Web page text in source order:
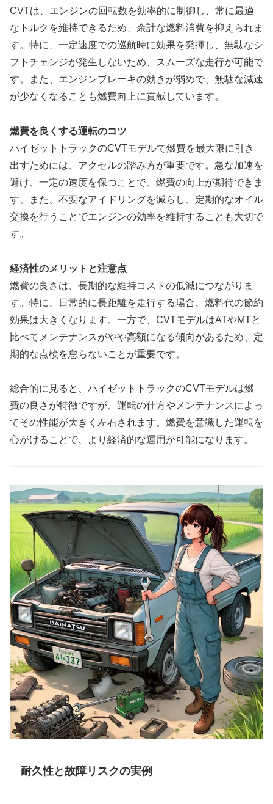
CVTは、エンジンの回転数を効率的に制御し、常に最適
なトルクを維持できるため、余計な燃料消費を抑えられま
す。特に、一定速度での巡航時に効果を発揮し、無駄なシ
フトチェンジが発生しないため、スムーズな走行が可能で
す。また、エンジンブレーキの効きが弱めで、無駄な減速
が少なくなることも燃費向上に貢献しています。
燃費を良くする運転のコツ
ハイゼットトラックのCVTモデルで燃費を最大限に引き
出すためには、アクセルの踏み方が重要です。急な加速を
避け、一定の速度を保つことで、燃費の向上が期待できま
す。また、不要なアイドリングを減らし、定期的なオイル
交換を行うことでエンジンの効率を維持することも大切で
す。
経済性のメリットと注意点
燃費の良さは、長期的な維持コストの低減につながりま
す。特に、日常的に長距離を走行する場合、燃料代の節約
効果は大きくなります。一方で、CVTモデルはATやMTと
比べてメンテナンスがやや高額になる傾向があるため、定
期的な点検を怠らないことが重要です。
総合的に見ると、ハイゼットトラックのCVTモデルは燃
費の良さが特徴ですが、運転の仕方やメンテナンスによっ
てその性能が大きく左右されます。燃費を意識した運転を
心がけることで、より経済的な運用が可能になります。
耐久性と故障リスクの実例